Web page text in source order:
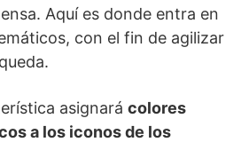
Aquí es donde entra en
con el fin de agilizar
asignará colores
a los iconos de los